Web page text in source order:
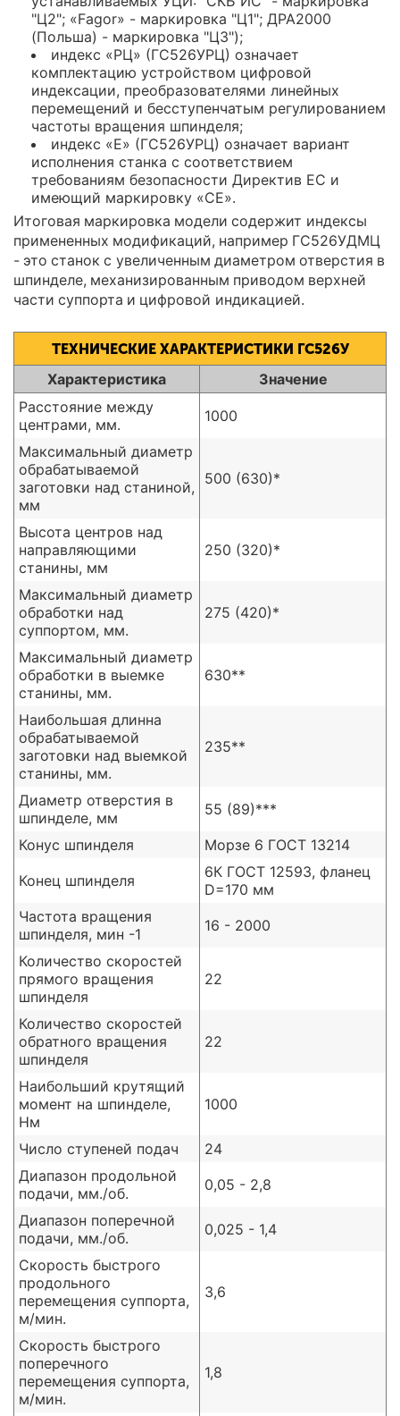
"Ц2"; «Fagor» - маркировка "Ц1"; ДРА2000
(Польша) - маркировка "Ц3");
индекс «РЦ» (ГС526УРЦ) означает
комплектацию устройством цифровой
индексации, преобразователями линейных
перемещений и бесступенчатым регулированием
частоты вращения шпинделя;
индекс «Е» (ГС526УРЦ) означает вариант
исполнения станка с соответствием
требованиям безопасности Директив ЕС и
имеющий маркировку «СЕ».
Итоговая маркировка модели содержит индексы
примененных модификаций, например ГС526УДМЦ
- это станок с увеличенным диаметром отверстия в
шпинделе, механизированным приводом верхней
части суппорта и цифровой индикацией.
ТЕХНИЧЕСКИЕ ХАРАКТЕРИСТИКИ ГС526У
Характеристика
Значение
Расстояние между
центрами, мм.
1000
Максимальный диаметр
обрабатываемой
заготовки над станиной,
мм
500 (630)*
Высота центров над
направляющими
станины, мм
250 (320)*
Максимальный диаметр
обработки над
суппортом, мм.
275 (420)*
Максимальный диаметр
обработки в выемке
станины, мм.
630**
Наибольшая длинна
обрабатываемой
заготовки над выемкой
станины, мм.
235**
Диаметр отверстия в
шпинделе, мм
55 (89)***
Конус шпинделя
Морзе 6 ГОСТ 13214
Конец шпинделя
6К ГОСТ 12593, фланец
D=170 мм
Частота вращения
шпинделя, мин -1
16 - 2000
Количество скоростей
прямого вращения
шпинделя
22
Количество скоростей
обратного вращения
шпинделя
22
Наибольший крутящий
момент на шпинделе,
Нм
1000
Число ступеней подач
24
Диапазон продольной
подачи, мм./об.
0,05 - 2,8
Диапазон поперечной
подачи, мм./об.
0,025 - 1,4
Скорость быстрого
продольного
перемещения суппорта,
м/мин.
3,6
Скорость быстрого
поперечного
перемещения суппорта,
м/мин.
1,8